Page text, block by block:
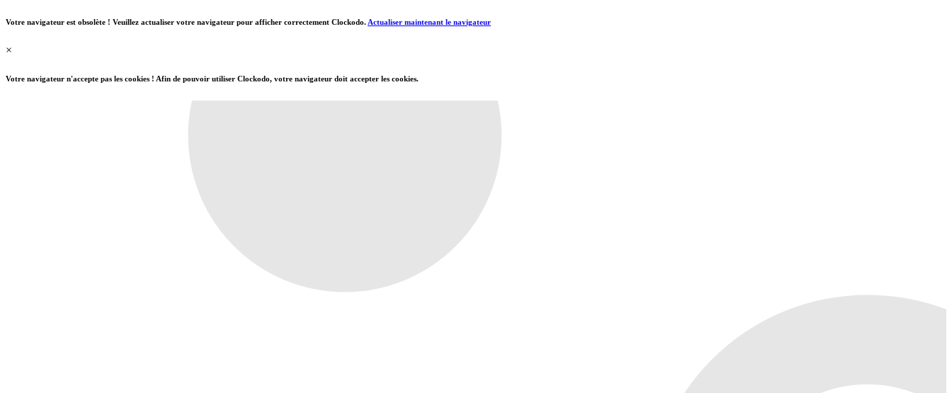
Votre navigateur est obsolète ! Veuillez actualiser votre navigateur pour afficher correctement Clockodo. Actualiser maintenant le navigateur
×
Votre navigateur n'accepte pas les cookies ! Afin de pouvoir utiliser Clockodo, votre navigateur doit accepter les cookies.